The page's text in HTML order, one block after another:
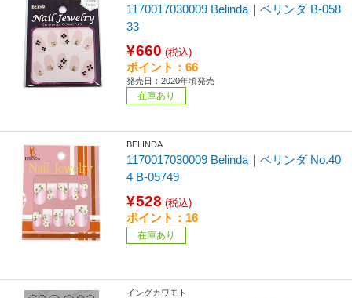
1170017030009 Belinda｜ベリンダ B-058
33
¥660 (税込)
ポイント：66
発売日：2020年頃発売
在庫あり
BELINDA
1170017030009 Belinda｜ベリンダ No.40
4 B-05749
¥528 (税込)
ポイント：16
在庫あり
イングカワモト